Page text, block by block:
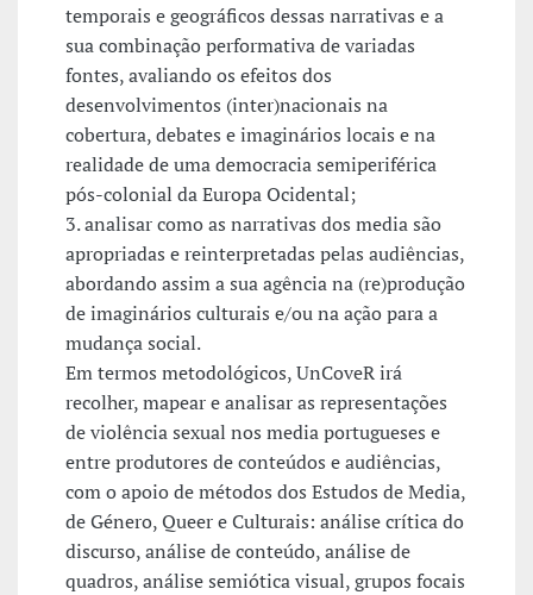
temporais e geográficos dessas narrativas e a
sua combinação performativa de variadas
fontes, avaliando os efeitos dos
desenvolvimentos (inter)nacionais na
cobertura, debates e imaginários locais e na
realidade de uma democracia semiperiférica
pós-colonial da Europa Ocidental;
3. analisar como as narrativas dos media são
apropriadas e reinterpretadas pelas audiências,
abordando assim a sua agência na (re)produção
de imaginários culturais e/ou na ação para a
mudança social.
Em termos metodológicos, UnCoveR irá
recolher, mapear e analisar as representações
de violência sexual nos media portugueses e
entre produtores de conteúdos e audiências,
com o apoio de métodos dos Estudos de Media,
de Género, Queer e Culturais: análise crítica do
discurso, análise de conteúdo, análise de
quadros, análise semiótica visual, grupos focais